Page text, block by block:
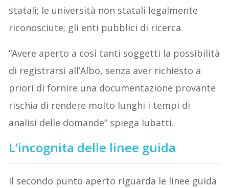
statali; le università non statali legalmente
riconosciute; gli enti pubblici di ricerca.
“Avere aperto a così tanti soggetti la possibilità
di registrarsi all’Albo, senza aver richiesto a
priori di fornire una documentazione provante
rischia di rendere molto lunghi i tempi di
analisi delle domande” spiega Iubatti.
L’incognita delle linee guida
Il secondo punto aperto riguarda le linee guida